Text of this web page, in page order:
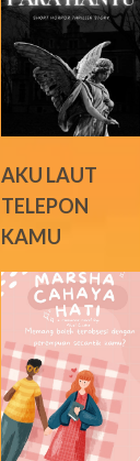
AKU LAUT
TELEPON
KAMU